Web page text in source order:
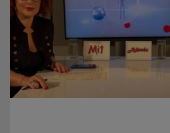
VIDEO